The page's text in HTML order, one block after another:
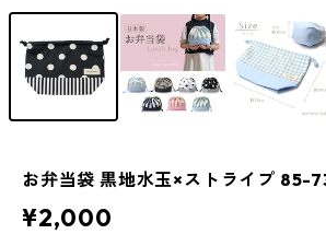
お弁当袋 黒地水玉×ストライプ 85-
¥2,000